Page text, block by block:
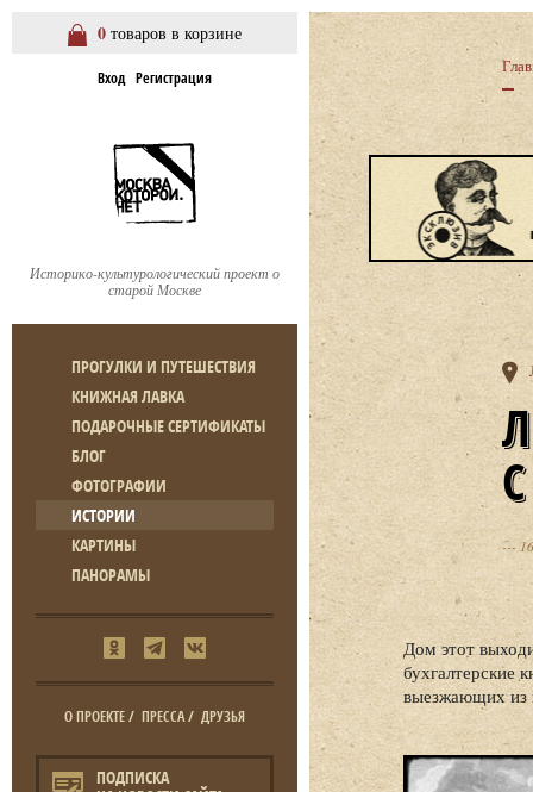
0 товаров в корзине
Вход Регистрация
Историко-культурологический проект о
старой Москве
ПРОГУЛКИ И ПУТЕШЕСТВИЯ
КНИЖНАЯ ЛАВКА
ПОДАРОЧНЫЕ СЕРТИФИКАТЫ
БЛОГ
ФОТОГРАФИИ
ИСТОРИИ
КАРТИНЫ
ПАНОРАМЫ
О ПРОЕКТЕ/ ПРЕССА/ ДРУЗЬЯ
ПОДПИСКА
ЛЕБЯЖИЙ
Дом этот
бухгалтерские
выезжающих из